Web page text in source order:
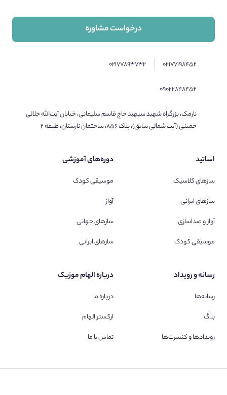
درخواست مشاوره
۰۲۱۷۷۱۹۸۴۵۲ ۰۲۱۷۷۸۹۳۷۳۲
۰۹۰۲۲۸۴۸۴۵۲
نارمک، بزرگراه شهید سپهبد حاج قاسم سلیمانی، خیابان آیت‌الله جلالی
خمینی (آیت شمالی سابق)، پلاک ۸۵۶، ساختمان نارستان، طبقه ۲
اساتید
سازهای کلاسیک
سازهای ایرانی
آواز و صداسازی
موسیقی کودک
دوره‌های آموزشی
موسیقی کودک
آواز
سازهای جهانی
سازهای ایرانی
رسانه و رویداد
رسانه‌ها
بلاگ
رویدادها و کنسرت‌ها
درباره الهام موزیک
درباره ما
ارکستر الهام
تماس با ما